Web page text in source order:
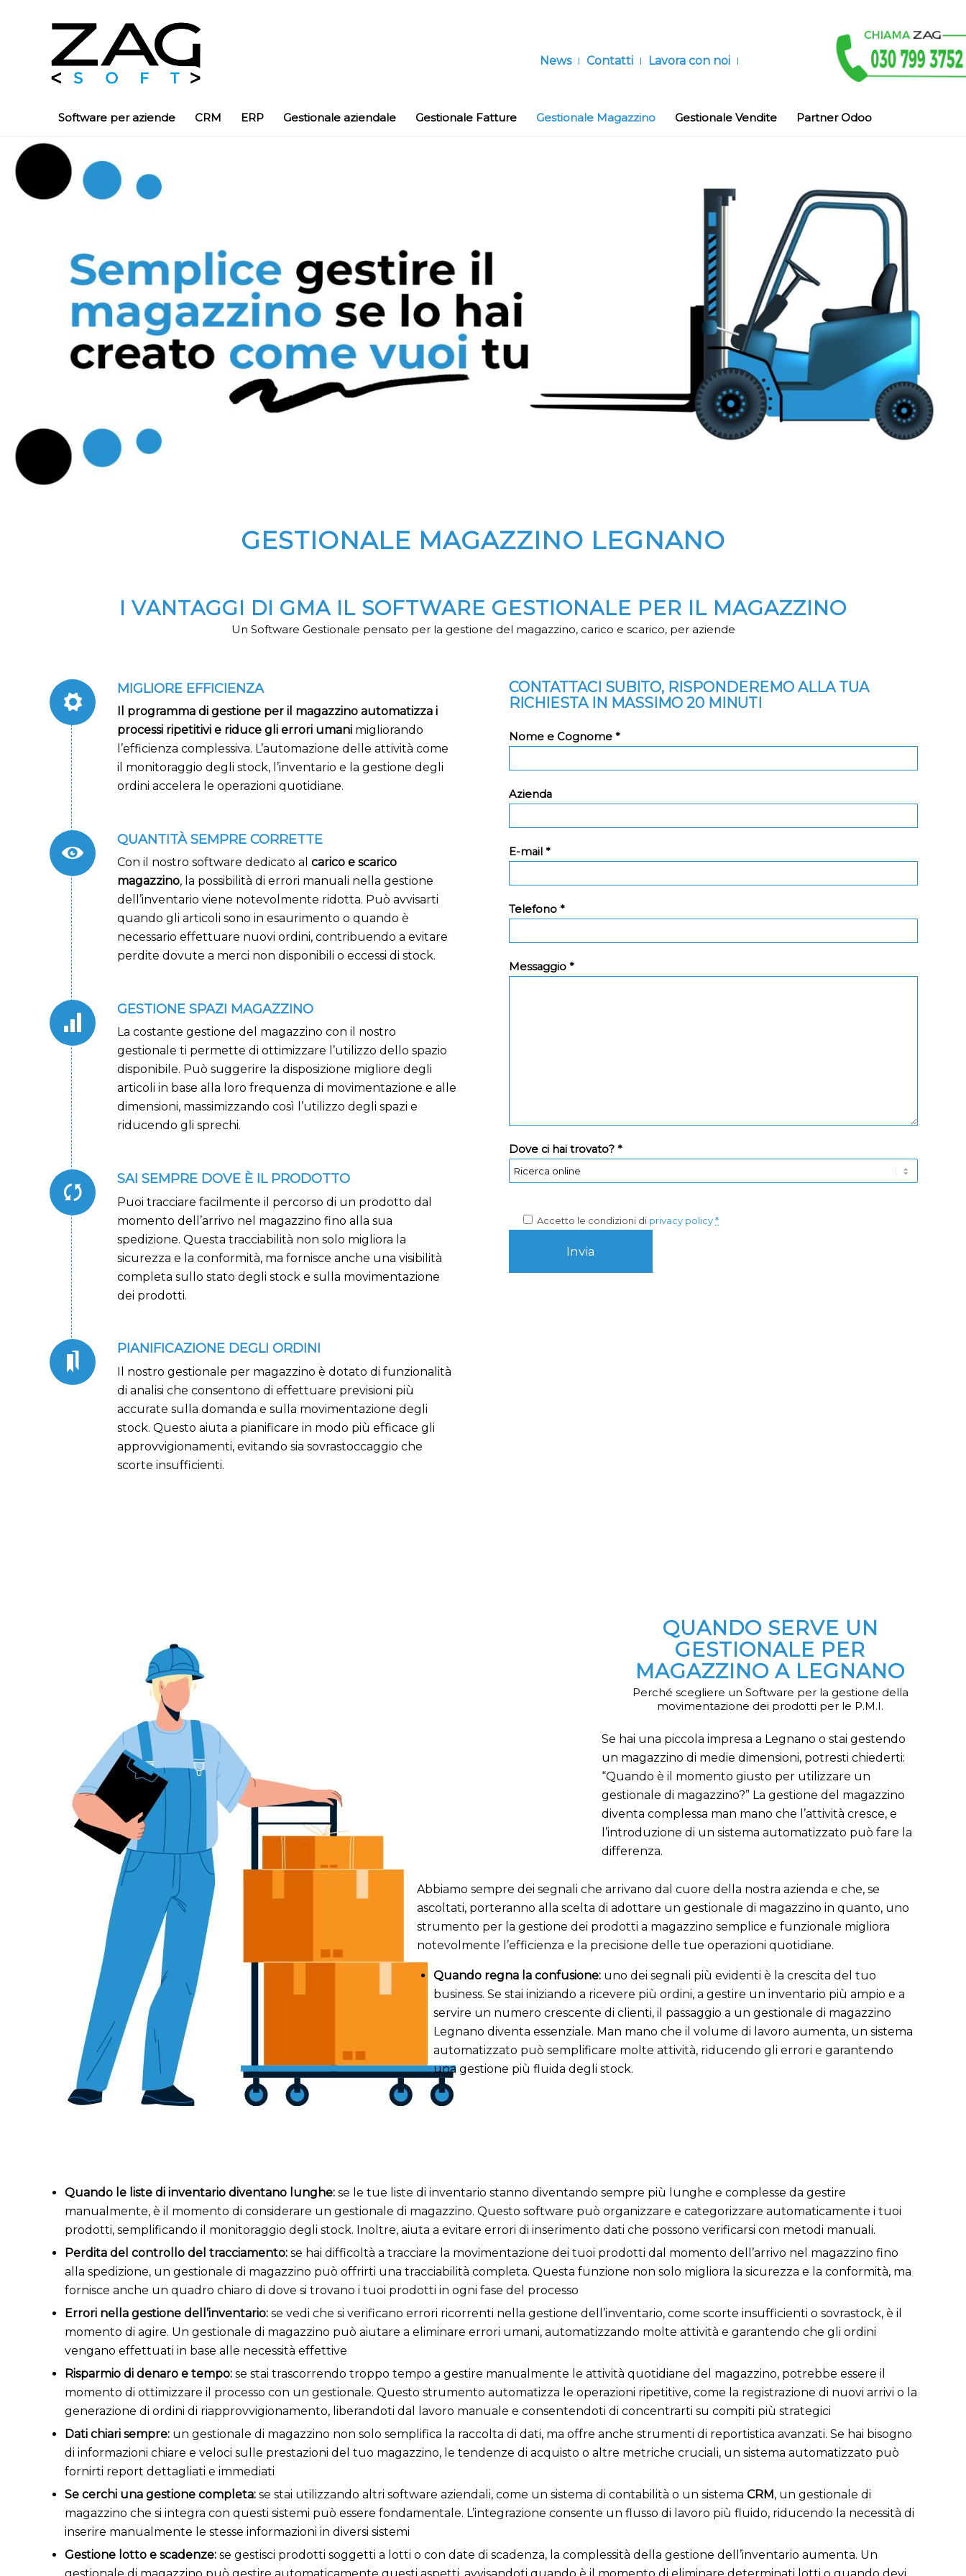
News Contatti Lavora con noi
Software per aziende CRM ERP Gestionale aziendale Gestionale Fatture Gestionale Magazzino Gestionale Vendite Partner Odoo
GESTIONALE MAGAZZINO LEGNANO
I VANTAGGI DI GMA IL SOFTWARE GESTIONALE PER IL MAGAZZINO
Un Software Gestionale pensato per la gestione del magazzino, carico e scarico, per aziende
MIGLIORE EFFICIENZA
Il programma di gestione per il magazzino automatizza i
processi ripetitivi e riduce gli errori umani migliorando
l’efficienza complessiva. L’automazione delle attività come
il monitoraggio degli stock, l’inventario e la gestione degli
ordini accelera le operazioni quotidiane.
QUANTITÀ SEMPRE CORRETTE
Con il nostro software dedicato al carico e scarico
magazzino, la possibilità di errori manuali nella gestione
dell’inventario viene notevolmente ridotta. Può avvisarti
quando gli articoli sono in esaurimento o quando è
necessario effettuare nuovi ordini, contribuendo a evitare
perdite dovute a merci non disponibili o eccessi di stock.
GESTIONE SPAZI MAGAZZINO
La costante gestione del magazzino con il nostro
gestionale ti permette di ottimizzare l’utilizzo dello spazio
disponibile. Può suggerire la disposizione migliore degli
articoli in base alla loro frequenza di movimentazione e alle
dimensioni, massimizzando così l’utilizzo degli spazi e
riducendo gli sprechi.
SAI SEMPRE DOVE È IL PRODOTTO
Puoi tracciare facilmente il percorso di un prodotto dal
momento dell’arrivo nel magazzino fino alla sua
spedizione. Questa tracciabilità non solo migliora la
sicurezza e la conformità, ma fornisce anche una visibilità
completa sullo stato degli stock e sulla movimentazione
dei prodotti.
PIANIFICAZIONE DEGLI ORDINI
Il nostro gestionale per magazzino è dotato di funzionalità
di analisi che consentono di effettuare previsioni più
accurate sulla domanda e sulla movimentazione degli
stock. Questo aiuta a pianificare in modo più efficace gli
approvvigionamenti, evitando sia sovrastoccaggio che
scorte insufficienti.
CONTATTACI SUBITO, RISPONDEREMO ALLA TUA
RICHIESTA IN MASSIMO 20 MINUTI
Nome e Cognome *
Azienda
E-mail *
Telefono *
Messaggio *
Dove ci hai trovato? *
Accetto le condizioni di privacy policy *
QUANDO SERVE UN
GESTIONALE PER
MAGAZZINO A LEGNANO
Perché scegliere un Software per la gestione della
movimentazione dei prodotti per le P.M.I.
Se hai una piccola impresa a Legnano o stai gestendo
un magazzino di medie dimensioni, potresti chiederti:
“Quando è il momento giusto per utilizzare un
gestionale di magazzino?” La gestione del magazzino
diventa complessa man mano che l’attività cresce, e
l’introduzione di un sistema automatizzato può fare la
differenza.
Abbiamo sempre dei segnali che arrivano dal cuore della nostra azienda e che, se
ascoltati, porteranno alla scelta di adottare un gestionale di magazzino in quanto, uno
strumento per la gestione dei prodotti a magazzino semplice e funzionale migliora
notevolmente l’efficienza e la precisione delle tue operazioni quotidiane.
Quando regna la confusione: uno dei segnali più evidenti è la crescita del tuo
business. Se stai iniziando a ricevere più ordini, a gestire un inventario più ampio e a
servire un numero crescente di clienti, il passaggio a un gestionale di magazzino
Legnano diventa essenziale. Man mano che il volume di lavoro aumenta, un sistema
automatizzato può semplificare molte attività, riducendo gli errori e garantendo
una gestione più fluida degli stock.
Quando le liste di inventario diventano lunghe: se le tue liste di inventario stanno diventando sempre più lunghe e complesse da gestire
manualmente, è il momento di considerare un gestionale di magazzino. Questo software può organizzare e categorizzare automaticamente i tuoi
prodotti, semplificando il monitoraggio degli stock. Inoltre, aiuta a evitare errori di inserimento dati che possono verificarsi con metodi manuali.
Perdita del controllo del tracciamento: se hai difficoltà a tracciare la movimentazione dei tuoi prodotti dal momento dell’arrivo nel magazzino fino
alla spedizione, un gestionale di magazzino può offrirti una tracciabilità completa. Questa funzione non solo migliora la sicurezza e la conformità, ma
fornisce anche un quadro chiaro di dove si trovano i tuoi prodotti in ogni fase del processo
Errori nella gestione dell’inventario: se vedi che si verificano errori ricorrenti nella gestione dell’inventario, come scorte insufficienti o sovrastock, è il
momento di agire. Un gestionale di magazzino può aiutare a eliminare errori umani, automatizzando molte attività e garantendo che gli ordini
vengano effettuati in base alle necessità effettive
Risparmio di denaro e tempo: se stai trascorrendo troppo tempo a gestire manualmente le attività quotidiane del magazzino, potrebbe essere il
momento di ottimizzare il processo con un gestionale. Questo strumento automatizza le operazioni ripetitive, come la registrazione di nuovi arrivi o la
generazione di ordini di riapprovvigionamento, liberandoti dal lavoro manuale e consentendoti di concentrarti su compiti più strategici
Dati chiari sempre: un gestionale di magazzino non solo semplifica la raccolta di dati, ma offre anche strumenti di reportistica avanzati. Se hai bisogno
di informazioni chiare e veloci sulle prestazioni del tuo magazzino, le tendenze di acquisto o altre metriche cruciali, un sistema automatizzato può
fornirti report dettagliati e immediati
Se cerchi una gestione completa: se stai utilizzando altri software aziendali, come un sistema di contabilità o un sistema CRM , un gestionale di
magazzino che si integra con questi sistemi può essere fondamentale. L’integrazione consente un flusso di lavoro più fluido, riducendo la necessità di
inserire manualmente le stesse informazioni in diversi sistemi
Gestione lotto e scadenze: se gestisci prodotti soggetti a lotti o con date di scadenza, la complessità della gestione dell’inventario aumenta. Un